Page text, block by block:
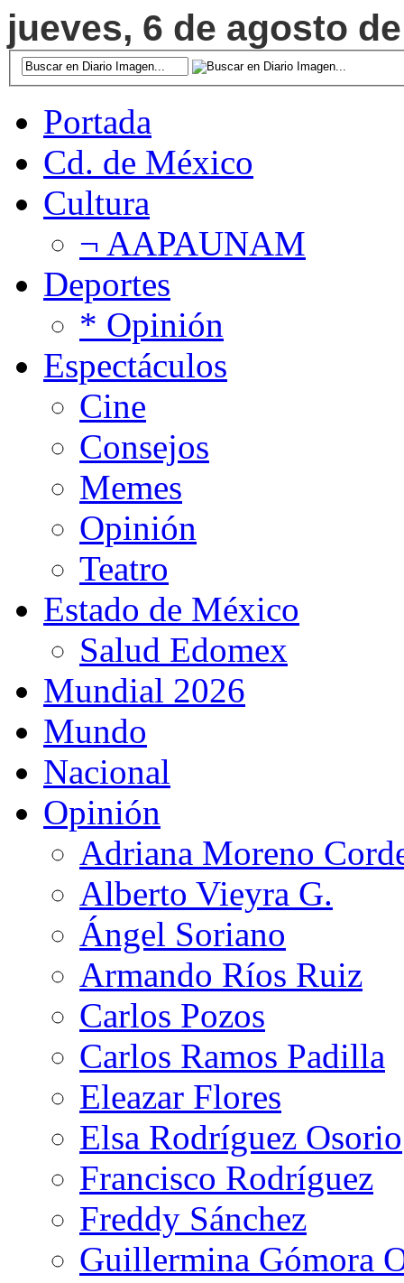
jueves, 6 de agosto
Portada
Cd. de México
Cultura
¬ AAPAUNAM
Deportes
* Opinión
Espectáculos
Cine
Consejos
Memes
Opinión
Teatro
Estado de México
Salud Edomex
Mundial 2026
Mundo
Nacional
Opinión
Adriana Moreno
Alberto Vieyra G.
Ángel Soriano
Armando Ríos Ruiz
Carlos Pozos
Carlos Ramos Padilla
Eleazar Flores
Elsa Rodríguez Osorio
Francisco Rodríguez
Freddy Sánchez
Guillermina Gómora